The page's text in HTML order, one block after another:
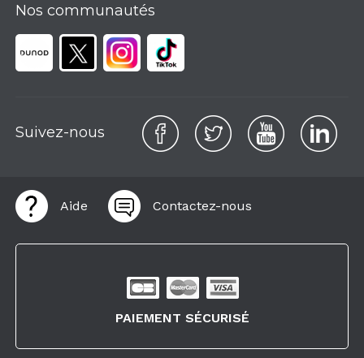
Nos communautés
Suivez-nous
Aide Contactez-nous
PAIEMENT SÉCURISÉ